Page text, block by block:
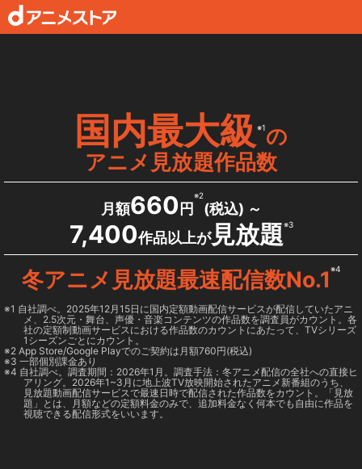
国内最大級 ※1の
アニメ見放題作品数
月額660 円
※2
(税込) ～
7,400作品以上が見放題※3
冬アニメ見放題最速配信数No.1 ※4
1 自社調べ。2025年12月15日に国内定額動画配信サービスが配信していたアニ
メ、2.5次元・舞台、声優・音楽コンテンツの作品数を調査員がカウント。各
社の定額制動画サービスにおける作品数のカウントにあたって、TVシリーズ
1シーズンごとにカウント。
2 App Store/Google Playでのご契約は月額760円(税込)
3 一部個別課金あり
4 自社調べ。調査期間：2026年1月。調査手法：冬アニメ配信の全社への直接ヒ
アリング。2026年1~3月に地上波TV放映開始されたアニメ新番組のうち、
見放題動画配信サービスで最速日時で配信された作品数をカウント。「見放
題」とは、月額などの定額料金のみで、追加料金なく何本でも自由に作品を
視聴できる配信形式をいいます。